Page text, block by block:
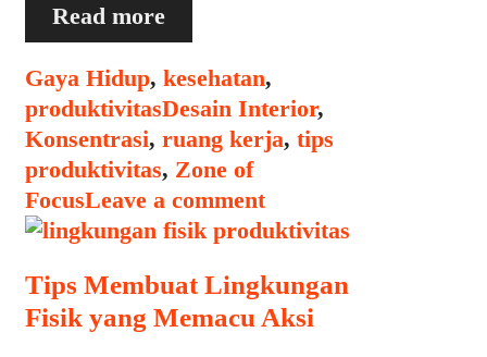
Read moreBagaimana
Membuat
“Zone
of
Focus”
di
Ruang
Kerja
Categories
Gaya Hidup, kesehatan,
produktivitasTags
Desain Interior,
Konsentrasi, ruang kerja, tips
produktivitas, Zone of
FocusLeave a comment
Tips Membuat Lingkungan
Fisik yang Memacu Aksi